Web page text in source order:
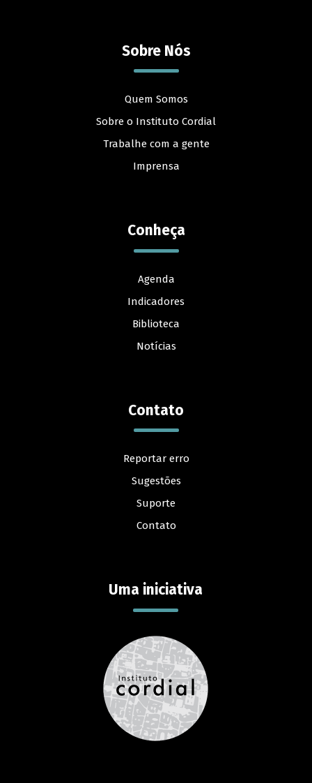
Uma iniciativa
Sobre Nós
Quem Somos
Sobre o Instituto Cordial
Trabalhe com a gente
Imprensa
Conheça
Agenda
Indicadores
Biblioteca
Notícias
Contato
Reportar erro
Sugestões
Suporte
Contato